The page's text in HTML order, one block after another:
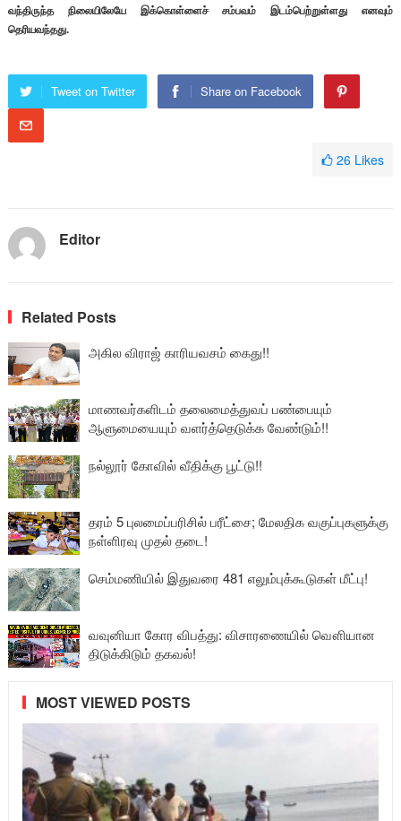
வந்திருந்த நிலையிலேயே இக்கொள்ளைச் சம்பவம் இடம்பெற்றுள்ளது எனவும்
தெரியவந்தது.
Tweet on Twitter Share on Facebook
26 Likes
Editor
Related Posts
அகில விராஜ் காரியவசம் கைது!!
மாணவர்களிடம் தலைமைத்துவப் பண்பையும்
ஆளுமையையும் வளர்த்தெடுக்க வேண்டும்!!
நல்லூர் கோவில் வீதிக்கு பூட்டு!!
தரம் 5 புலமைப்பரிசில் பரீட்சை; மேலதிக வகுப்புகளுக்கு
நள்ளிரவு முதல் தடை!
செம்மணியில் இதுவரை 481 எலும்புக்கூடுகள் மீட்பு!
வவுனியா கோர விபத்து: விசாரணையில் வௌியான
திடுக்கிடும் தகவல்!
MOST VIEWED POSTS